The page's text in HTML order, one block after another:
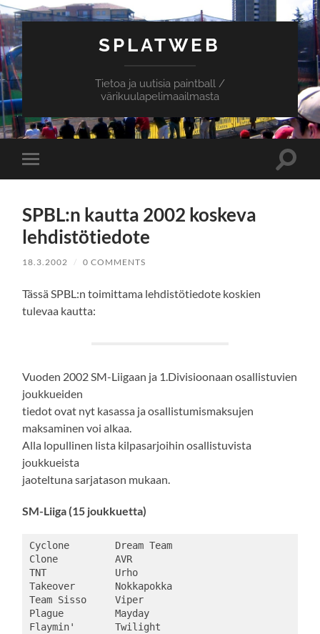
SPLATWEB
Tietoa ja uutisia paintball /
värikuulapelimaailmasta
Toggle
mobile
Toggle
SPBL:n kautta 2002 koskeva
lehdistötiedote
18.3.2002 / 0 COMMENTS
Tässä SPBL:n toimittama lehdistötiedote koskien
tulevaa kautta:
Vuoden 2002 SM-Liigaan ja 1.Divisioonaan osallistuvien
joukkueiden
tiedot ovat nyt kasassa ja osallistumismaksujen
maksaminen voi alkaa.
Alla lopullinen lista kilpasarjoihin osallistuvista
joukkueista
jaoteltuna sarjatason mukaan.
SM-Liiga (15 joukkuetta)
Cyclone        Dream Team
Clone          AVR
TNT            Urho
Takeover       Nokkapokka
Team Sisso     Viper
Plague         Mayday
Flaymin'       Twilight